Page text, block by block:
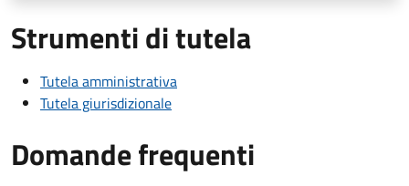
Strumenti di tutela
Tutela amministrativa
Tutela giurisdizionale
Domande frequenti